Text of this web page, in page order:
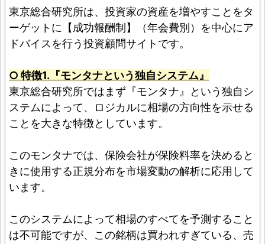
東京総合研究所は、投資家の資産を増やすことをタ
ーゲットに【成功報酬制】（年会費別）を中心にア
ドバイスを行う投資顧問サイトです。
○ 特徴1.『モンタナという独自システム』
東京総合研究所ではまず『モンタナ』という独自シ
ステムによって、ロジカルに相場の方向性を示せる
ことを大きな特徴としています。
このモンタナでは、保険会社が保険料率を決めると
きに使用する正規分布を市場変動の解析に応用して
います。
このシステムによって相場のすべてを予測すること
は不可能ですが、この銘柄は買われすぎている、売